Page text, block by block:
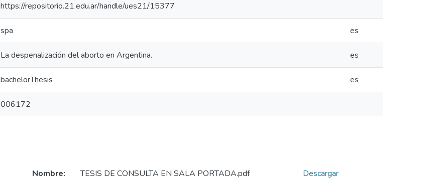
https://repositorio.21.edu.ar/handle/ues21/15377
spa es
La despenalización del aborto en Argentina. es
bachelorThesis es
006172
Nombre:
TESIS DE CONSULTA EN SALA PORTADA.pdf
Descargar